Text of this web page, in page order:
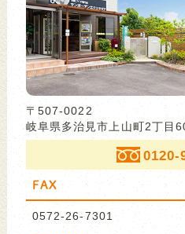
〒507-0022
岐阜県多治見市上山町2丁目
0120-
FAX
0572-26-7301